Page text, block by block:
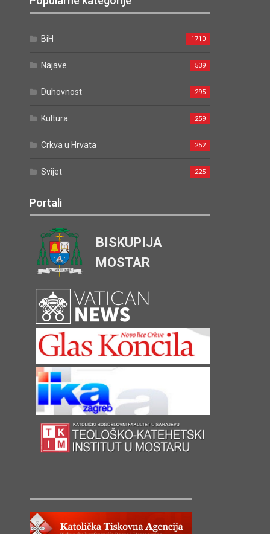
BiH 1710
Najave 539
Duhovnost 295
Kultura 259
Crkva u Hrvata 252
Svijet 225
Portali
BISKUPIJA
MOSTAR